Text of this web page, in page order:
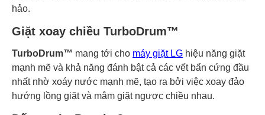
hảo.
Giặt xoay chiều TurboDrum™
TurboDrum™ mang tới cho máy giặt LG hiệu năng giặt
mạnh mẽ và khả năng đánh bật cả các vết bẩn cứng đầu
nhất nhờ xoáy nước mạnh mẽ, tạo ra bởi việc xoay đảo
hướng lồng giặt và mâm giặt ngược chiều nhau.